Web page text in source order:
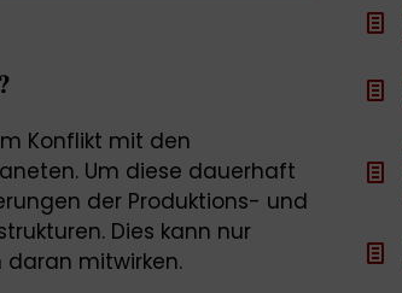
Konflikt mit den
Um diese dauerhaft
der Produktions- und
Dies kann nur
daran mitwirken.